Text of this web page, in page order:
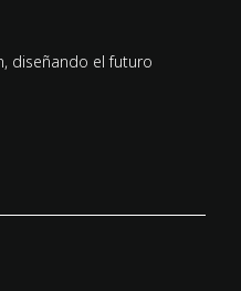
diseñando el futuro